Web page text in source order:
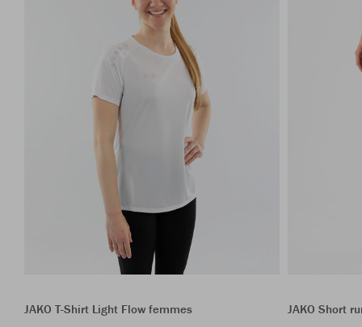
JAKO T-Shirt Light Flow femmes
JAKO Short